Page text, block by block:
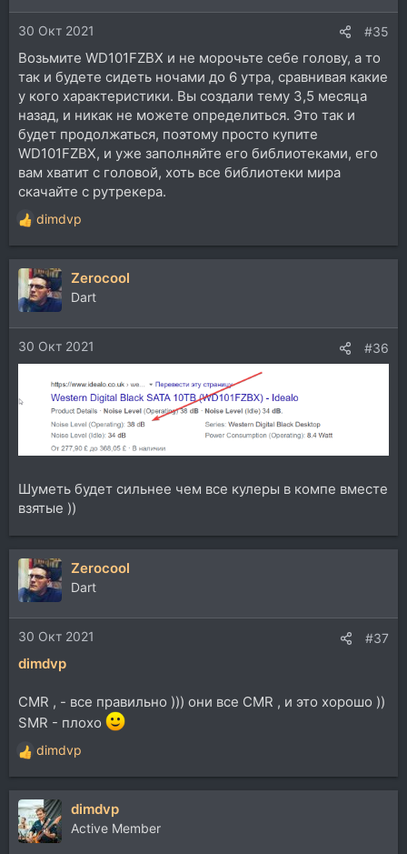
30 Окт 2021 #35
Возьмите WD101FZBX и не морочьте себе голову, а то
так и будете сидеть ночами до 6 утра, сравнивая какие
у кого характеристики. Вы создали тему 3,5 месяца
назад, и никак не можете определиться. Это так и
будет продолжаться, поэтому просто купите
WD101FZBX, и уже заполняйте его библиотеками, его
вам хватит с головой, хоть все библиотеки мира
скачайте с рутрекера.
Р
е
а
к
ц
и
и
:
dimdvp
Zerocool
Dart
30 Окт 2021 #36
Шуметь будет сильнее чем все кулеры в компе вместе
взятые ))
Zerocool
Dart
30 Окт 2021 #37
dimdvp
CMR , - все правильно ))) они все CMR , и это хорошо ))
SMR - плохо
Р
е
а
к
ц
и
dimdvp
dimdvp
Active Member